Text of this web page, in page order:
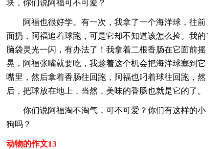
块，你们说阿福可不可爱？
阿福也很好学。有一次，我拿了一个海洋球，往前
面扔，阿福追着球跑，可是它却不知道该怎么捡。我的`
脑袋灵光一闪，有办法了！我拿着二根香肠在它面前摇
晃，阿福张嘴就要吃，我趁着这个机会把海洋球塞到它
嘴里，然后拿着香肠往回跑，阿福也叼着球往回跑，然
后，把球放在地上，当然，美味的香肠也就是它的了。
你们说阿福淘不淘气，可不可爱？你们有这样的小
狗吗？
动物的作文13